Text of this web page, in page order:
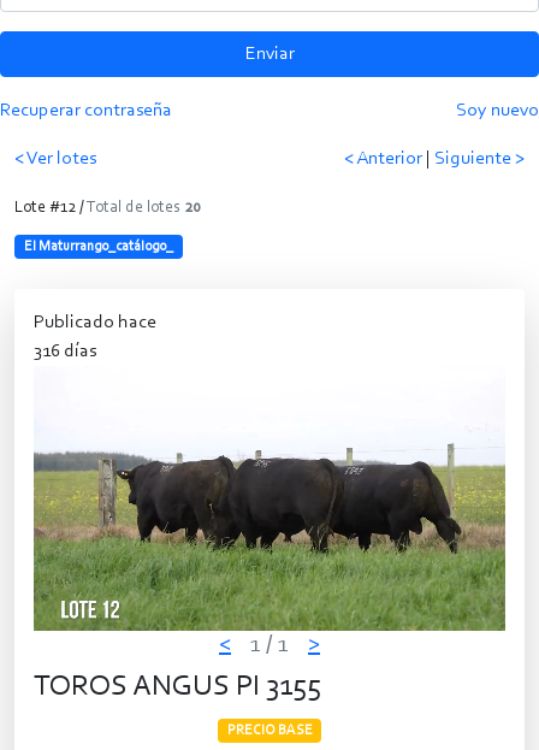
Enviar
Recuperar contraseña Soy nuevo
< Ver lotes < Anterior Siguiente >
Lote #12 /Total de lotes 20
El Maturrango_catálogo_
Publicado hace
316 días
< 1 / 1 >
TOROS ANGUS PI 3155
PRECIO BASE